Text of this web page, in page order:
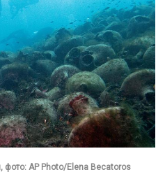
фото: AP Photo/Elena Becatoros